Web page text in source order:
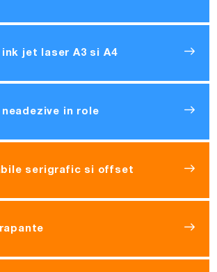
jet laser A3 si A4
in role
serigrafic si offset